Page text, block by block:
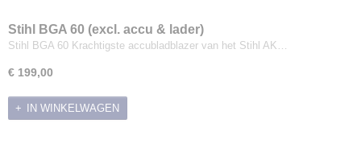
Stihl BGA 60 (excl. accu & lader)
Stihl BGA 60 Krachtigste accubladblazer van het Stihl AK…
€ 199,00
IN WINKELWAGEN